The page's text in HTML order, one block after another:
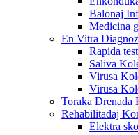
Balonaj
Medicina
En Vitra
Rapida
Saliva
Virusa
Virusa
Toraka Drenada
Rehabilitadaj
Elektra